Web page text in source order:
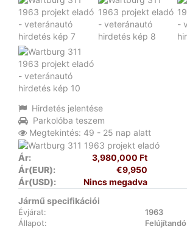
Hirdetés jelentése
Parkolóba teszem
Megtekintés: 49 - 25 nap alatt
Ár:
3,980,000 Ft
Ár(EUR):
€9,950
Ár(USD):
Nincs megadva
Jármű specifikációi
Évjárat:
1963
Állapot:
Felújítandó